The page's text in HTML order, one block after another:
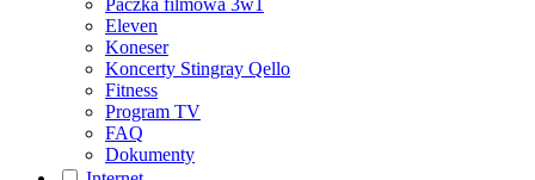
Paczka filmowa 3w1
Eleven
Koneser
Koncerty Stingray Qello
Fitness
Program TV
FAQ
Dokumenty